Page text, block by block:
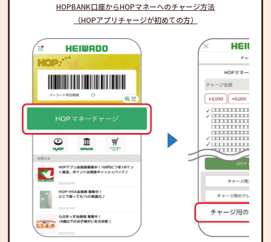
HOPBANK口座からHOPマネーへのチャージ方法
（HOPアプリチャージが初めての方）